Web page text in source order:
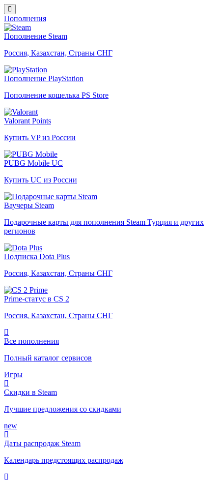
Пополнения
Пополнение Steam
Россия, Казахстан, Страны СНГ
Пополнение PlayStation
Пополнение кошелька PS Store
Valorant Points
Купить VP из России
PUBG Mobile UC
Купить UC из России
Ваучеры Steam
Подарочные карты для пополнения Steam Турция и других
регионов
Подписка Dota Plus
Россия, Казахстан, Страны СНГ
Prime-статус в CS 2
Россия, Казахстан, Страны СНГ
Все пополнения
Полный каталог сервисов
Игры
Скидки в Steam
Лучшие предложения со скидками
new
Даты распродаж Steam
Календарь предстоящих распродаж